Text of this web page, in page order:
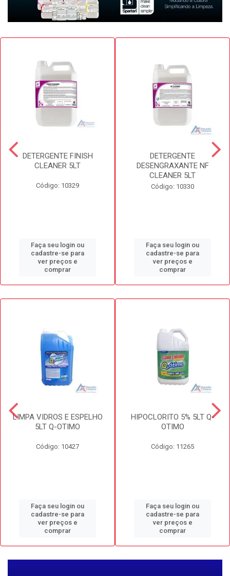
DETERGENTE FINISH
CLEANER 5LT
Código: 10329
Faça seu login ou
cadastre-se para
ver preços e
comprar
DETERGENTE
DESENGRAXANTE NF
CLEANER 5LT
Código: 10330
Faça seu login ou
cadastre-se para
ver preços e
comprar
LIMPA VIDROS E ESPELHO
5LT Q-OTIMO
Código: 10427
Faça seu login ou
cadastre-se para
ver preços e
comprar
HIPOCLORITO 5% 5LT Q-
OTIMO
Código: 11265
Faça seu login ou
cadastre-se para
ver preços e
comprar